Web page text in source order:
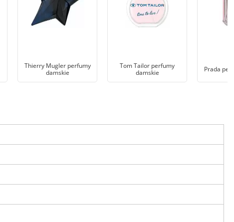
Thierry Mugler perfumy
damskie
Tom Tailor perfumy
damskie
Prada